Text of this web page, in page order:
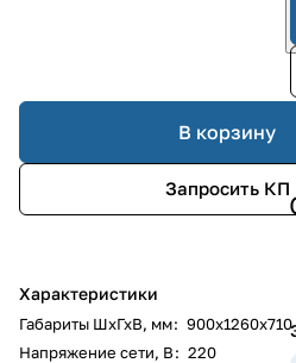
В корзину
Запросить КП
Характеристики
Габариты ШхГхВ, мм: 900х1260х710
Напряжение сети, В: 220